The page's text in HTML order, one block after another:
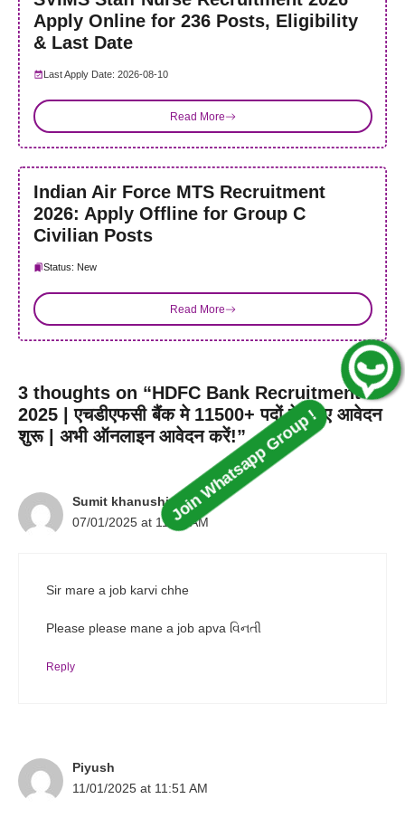
Apply Online for 236 Posts, Eligibility
& Last Date
Last Apply Date: 2026-08-10
Read More
Indian Air Force MTS Recruitment
2026: Apply Offline for Group C
Civilian Posts
Status: New
Read More
3 thoughts on “HDFC Bank Recruitment
2025 | एचडीएफसी बैंक मे 11500+ पदों के लिए आवेदन
शुरू | अभी ऑनलाइन आवेदन करें!”
Sumit khanushiya
07/01/2025 at 11:31 AM
Sir mare a job karvi chhe
Please please mane a job apva વિનતી
Reply
Piyush
11/01/2025 at 11:51 AM